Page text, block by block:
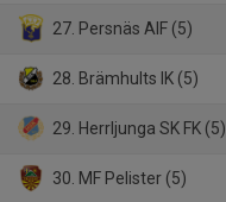
27. Persnäs AIF (5)
28. Brämhults IK (5)
29. Herrljunga SK FK (5)
30. MF Pelister (5)